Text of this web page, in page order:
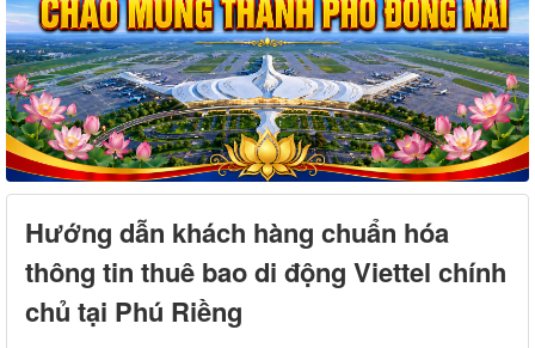
Hướng dẫn khách hàng chuẩn hóa
thông tin thuê bao di động Viettel chính
chủ tại Phú Riềng